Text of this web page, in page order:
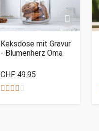
Keksdose mit Gravur
- Blumenherz Oma
CHF 49.95